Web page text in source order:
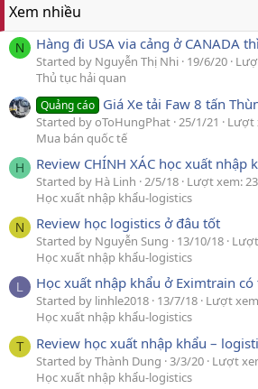
Xem nhiều
N Hàng đi USA via cảng ở CANADA
Started by Nguyễn Thị Nhi 19/6/20
Thủ tục hải quan
Quảng cáo Giá Xe tải Faw 8 tấn
Started by oToHungPhat 25/1/21
Lượt
Mua bán quốc tế
H Review CHÍNH XÁC học xuất nhập
Started by Hà Linh 2/5/18 Lượt xem:
Học xuất nhập khẩu-logistics
N Review học logistics ở đâu tốt
Started by Nguyễn Sung 13/10/18
Học xuất nhập khẩu-logistics
L Học xuất nhập khẩu ở Eximtrain
Started by linhle2018 13/7/18 Lượt
Học xuất nhập khẩu-logistics
T Review học xuất nhập khẩu –
Started by Thành Dung 3/3/20 Lượt
Học xuất nhập khẩu-logistics